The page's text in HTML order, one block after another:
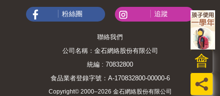
統都在用的「被動談判術」！ 【特色3】以
「實際案例」分析，用真實故事詳述七大被動
經驗為本，除了用「七堂課」來貫串「被動談
判」的精髓，並藉由一個又一個的真實案例來
詳實說明七大技巧的用法與時機。從角色、心
態、情勢的模擬，到對應態度、語氣、談判技
術的應用，都有完整的分析與說明，所以，只
要「看故事」，就能跟著事情發展的過程，一
步一步學會「搭舞台」、「掌握拉力」、「善
出對他的真實想法，才能有利於進行協商。 此
外，了解不同的人格特質，也能有效揣摩對方
&mdash;&mdash; （1）善於處理且重視人際
一人，常常會不自覺地產生心理壓力，試著促
成「一對一」的對談方式，能使其無法發揮優
勢。 （2）自信心較強，有主見的人，通常喜
歡聽奉承話 ►►針對其驕傲自信的心理，準備
一些恰到好處的「恭維話」，能使其情緒高員
會
粉絲團 追蹤
聯絡我們
公司名稱：金石網絡股份有限公司
統編 : 70832800
食品業者登錄字號：A-170832800-00000-6
Copyright© 2000–2026 金石網絡股份有限公司